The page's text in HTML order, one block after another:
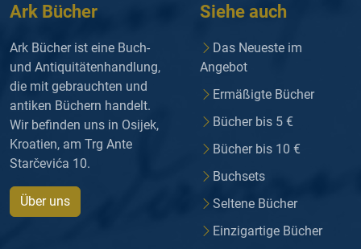
Ark Bücher
Ark Bücher ist eine Buch-
und Antiquitätenhandlung,
die mit gebrauchten und
antiken Büchern handelt.
Wir befinden uns in Osijek,
Kroatien, am Trg Ante
Starčevića 10.
Über uns
Siehe auch
Das Neueste im
Angebot
Ermäßigte Bücher
Bücher bis 5 €
Bücher bis 10 €
Buchsets
Seltene Bücher
Einzigartige Bücher